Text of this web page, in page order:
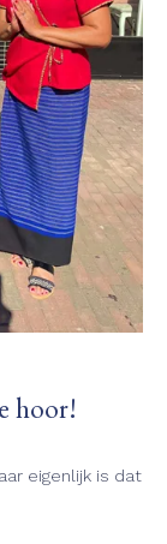
hoor!
eigenlijk is dat